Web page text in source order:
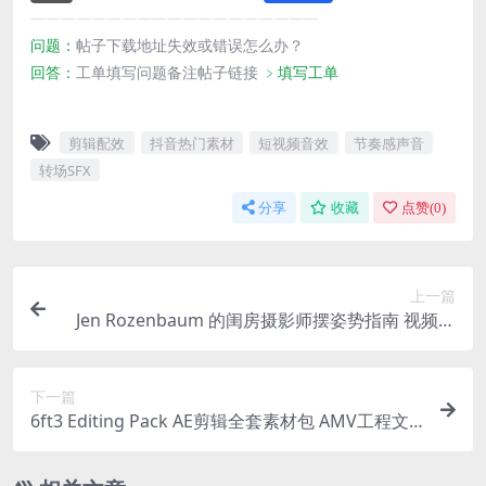
———————————————————
问题： 帖子下载地址失效或错误怎么办？
回答： 工单填写问题备注帖子链接 ﹥填写工单
剪辑配效 抖音热门素材 短视频音效
节奏感声音
转场SFX
分享 收藏 点赞(0)
上一篇
Jen Rozenbaum 的闺房摄影师摆姿势指南 视频教
下一篇
6ft3 Editing Pack AE剪辑全套素材包 AMV工程文